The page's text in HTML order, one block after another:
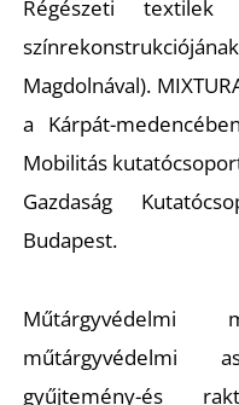
Régészeti textilek
Magdolnával).
a Kárpát-
Mobilitás
Gazdaság
Budapest.
műtárgyvédelmi
gyűjtemény-és